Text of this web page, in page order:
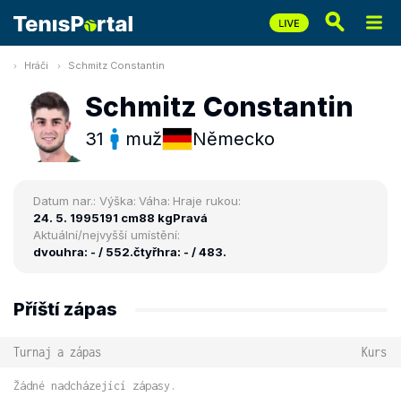
Hráči Schmitz Constantin
Schmitz Constantin
31 muž Německo
Datum nar.:
24. 5. 1995
Výška:
191 cm
Váha:
88 kg
Hraje rukou:
Pravá
Aktuální/nejvyšší umístění:
dvouhra: - / 552.čtyřhra: - / 483.
Příští zápas
Turnaj a zápas Kurs
Žádné nadcházející zápasy.